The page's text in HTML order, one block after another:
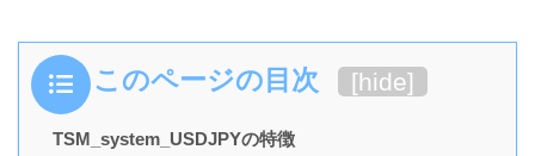
このページの目次 [hide]
TSM_system_USDJPYの特徴